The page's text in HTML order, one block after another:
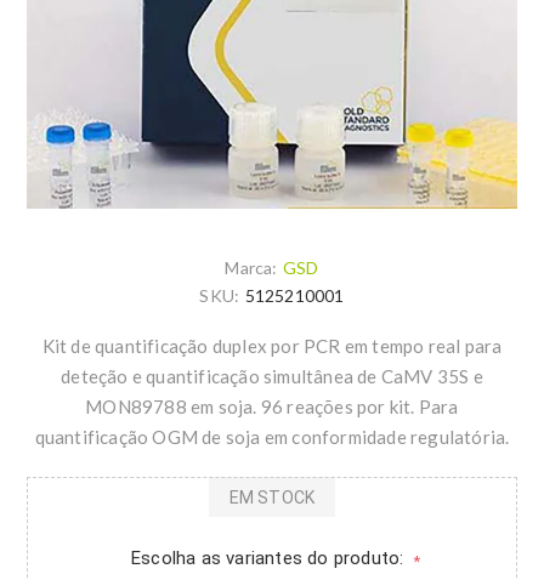
Marca: GSD
SKU: 5125210001
Kit de quantificação duplex por PCR em tempo real para
deteção e quantificação simultânea de CaMV 35S e
MON89788 em soja. 96 reações por kit. Para
quantificação OGM de soja em conformidade regulatória.
Escolha as variantes do produto: *
EM STOCK